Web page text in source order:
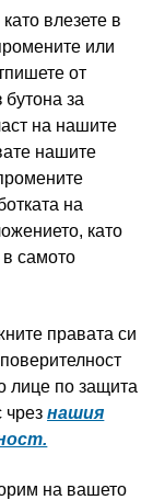
влезете в
или
от
за
на нашите
нашите
на
като
в самото
правата си
лице по защита
чрезнашия
на вашето